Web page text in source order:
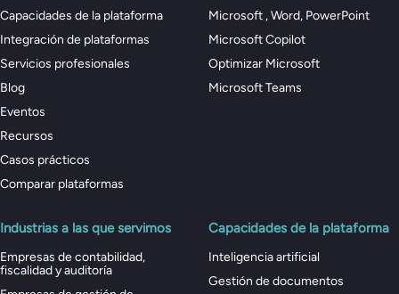
Capacidades de la plataforma
Integración de plataformas
Servicios profesionales
Blog
Eventos
Recursos
Casos prácticos
Comparar plataformas
Microsoft , Word, PowerPoint
Microsoft Copilot
Optimizar Microsoft
Microsoft Teams
Industrias a las que servimos
Empresas de contabilidad,
fiscalidad y auditoría
Capacidades de la plataforma
Inteligencia artificial
Gestión de documentos